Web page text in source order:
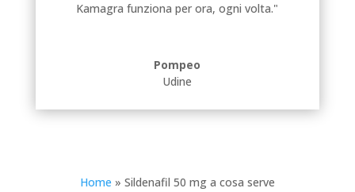
Kamagra funziona per ora, ogni volta."
Pompeo
Udine
Home » Sildenafil 50 mg a cosa serve